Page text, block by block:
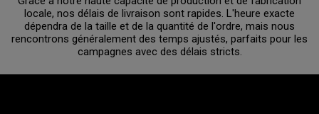
locale, nos délais de livraison sont rapides. L'heure exacte
dépendra de la taille et de la quantité de l'ordre, mais nous
rencontrons généralement des temps ajustés, parfaits pour les
campagnes avec des délais stricts.